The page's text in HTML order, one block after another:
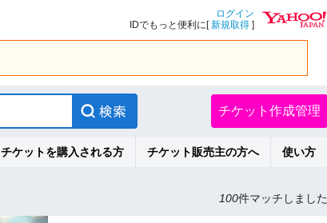
ログイン
IDでもっと便利に[新規取得 ]
チケット作成管理
チケットを購入される方 チケット販売主の方へ 使い方
100件マッチしました